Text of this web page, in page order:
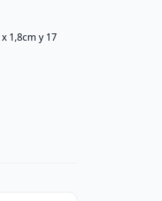
1,8cm y 17